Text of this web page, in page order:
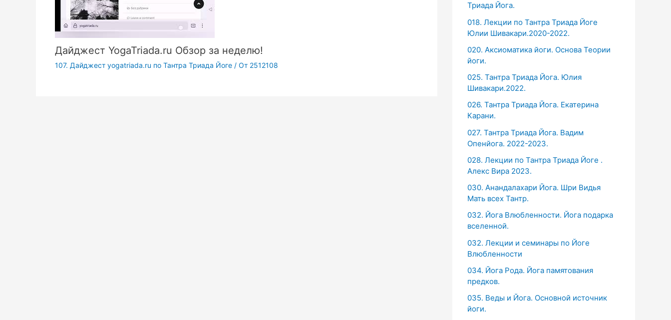
Дайджест YogaTriada.ru Обзор за неделю!
107. Дайджест yogatriada.ru по Тантра Триада Йоге/ От 2512108
Триада Йога.
018. Лекции по Тантра Триада Йоге
Юлии Шивакари.2020-2022.
020. Аксиоматика йоги. Основа Теории
йоги.
025. Тантра Триада Йога. Юлия
Шивакари.2022.
026. Тантра Триада Йога. Екатерина
Карани.
027. Тантра Триада Йога. Вадим
Опенйога. 2022-2023.
028. Лекции по Тантра Триада Йоге .
Алекс Вира 2023.
030. Анандалахари Йога. Шри Видья
Мать всех Тантр.
032. Йога Влюбленности. Йога подарка
вселенной.
032. Лекции и семинары по Йоге
Влюбленности
034. Йога Рода. Йога памятования
предков.
035. Веды и Йога. Основной источник
йоги.